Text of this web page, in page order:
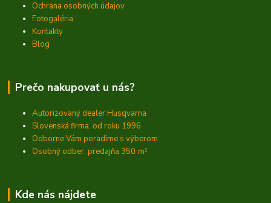
Ochrana osobných údajov
Fotogaléria
Kontakty
Blog
Prečo nakupovať u nás?
Autorizovaný dealer Husqvarna
Slovenská firma, od roku 1996
Odborne Vám poradíme s výberom
Osobný odber, predajňa 350 m²
Kde nás nájdete